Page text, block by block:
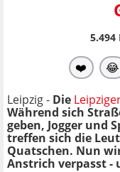
5.494
❤️ 😂
Leipzig - Die
Während sich
geben, Jogger und
treffen sich die
Quatschen. Nun
Anstrich verpasst -